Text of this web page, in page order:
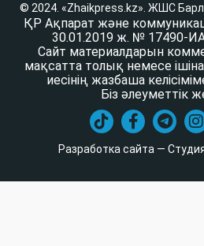
© 2024. «Zhaikpress.kz». ЖШС
ҚР Ақпарат және
30.01.2019 ж. № 17490-ИА
Сайт материалдарын
мақсатта толық немесе
иесінің жазбаша
Біз әлеуметтік
Разработка сайта —